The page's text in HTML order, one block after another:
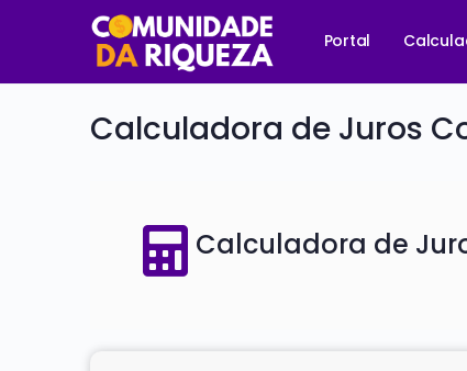
Portal
Calculadora de Juros
Calculadora de